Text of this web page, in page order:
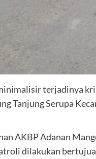
terjadinya
Tanjung Serupa
AKBP Adanan
dilakukan